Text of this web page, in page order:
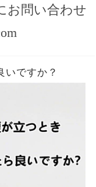
お問い合わせ
ですか？